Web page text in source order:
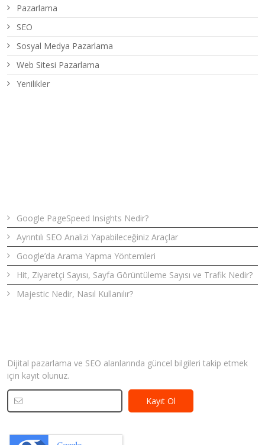
Pazarlama
SEO
Sosyal Medya Pazarlama
Web Sitesi Pazarlama
Yenilikler
Google PageSpeed Insights Nedir?
Ayrıntılı SEO Analizi Yapabileceğiniz Araçlar
Google’da Arama Yapma Yöntemleri
Hit, Ziyaretçi Sayısı, Sayfa Görüntüleme Sayısı ve Trafik Nedir?
Majestic Nedir, Nasıl Kullanılır?
Dijital pazarlama ve SEO alanlarında güncel bilgileri takip etmek
için kayıt olunuz.